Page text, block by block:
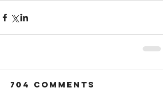
704 Comments